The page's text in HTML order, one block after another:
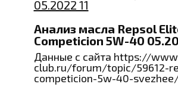
Анализ масла Repsol
Competicion 5W-40
Данные с сайта https://
club.ru/forum/topic/59612-
competicion-5w-40-